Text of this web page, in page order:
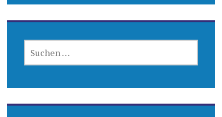
NACH: